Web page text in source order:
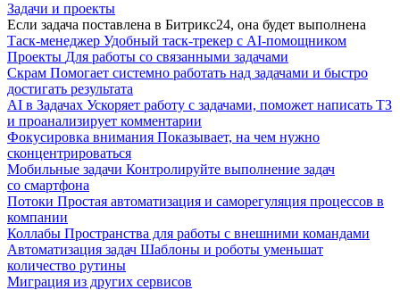
Задачи и проекты
Если задача поставлена в Битрикс24, она будет выполнена
Таск-менеджер Удобный таск-трекер с AI-помощником
Проекты Для работы со связанными задачами
Скрам Помогает системно работать над задачами и быстро
достигать результата
AI в Задачах Ускоряет работу с задачами, поможет написать ТЗ
и проанализирует комментарии
Фокусировка внимания Показывает, на чем нужно
сконцентрироваться
Мобильные задачи Контролируйте выполнение задач
со смартфона
Потоки Простая автоматизация и саморегуляция процессов в
компании
Коллабы Пространства для работы с внешними командами
Автоматизация задач Шаблоны и роботы уменьшат
количество рутины
Миграция из других сервисов